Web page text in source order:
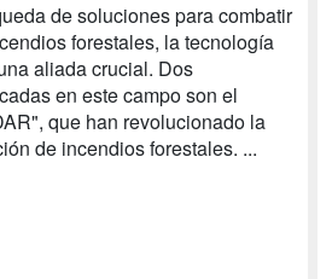
de soluciones para combatir
forestales, la tecnología
aliada crucial. Dos
en este campo son el
que han revolucionado la
de incendios forestales. ...